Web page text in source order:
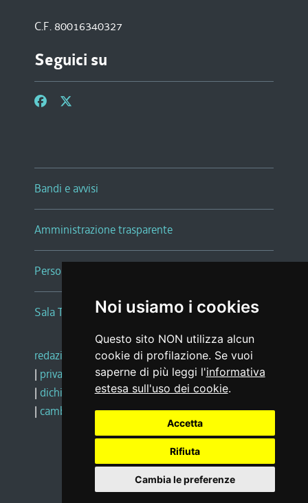
Noi usiamo i cookies
Questo sito NON utilizza alcun
cookie di profilazione. Se vuoi
saperne di più leggi l'informativa
estesa sull'uso dei cookie.
Accetta
Rifiuta
Cambia le preferenze
C.F. 80016340327
Seguici su
Bandi e avvisi
Amministrazione trasparente
Persone e Uffici
Sala Tiziano Tessitori
redazione web |note legali |glossario
| privacy
social media policy
| dichiarazione di accessibilità |feedback
| cambio preferenze cookie
Realizzato da